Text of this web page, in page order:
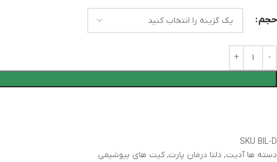
حجم
SKU BIL-D
دسته ها آدیت, دلتا درمان پارت,کیت های بیوشیمی